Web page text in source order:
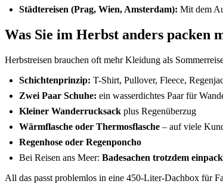
Städtereisen (Prag, Wien, Amsterdam): Mit dem
Was Sie im Herbst anders packen
Herbstreisen brauchen oft mehr Kleidung als
Schichtenprinzip: T-Shirt, Pullover, Fleece,
Zwei Paar Schuhe: ein wasserdichtes Paar für
Kleiner Wanderrucksack plus Regenüberzug
Wärmflasche oder Thermosflasche – auf viele
Regenhose oder Regenponcho
Bei Reisen ans Meer: Badesachen trotzdem
All das passt problemlos in eine 450-Liter-Dachbox für